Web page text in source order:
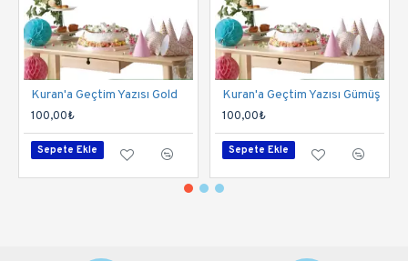
Kuran'a Geçtim Yazısı Gold
100,00₺
Sepete Ekle
Kuran'a Geçtim Yazısı Gümüş
100,00₺
Sepete Ekle